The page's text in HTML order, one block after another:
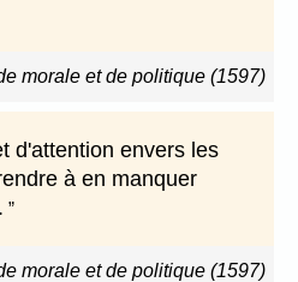
morale et de politique (1597)
d'attention envers les
à en manquer
morale et de politique (1597)